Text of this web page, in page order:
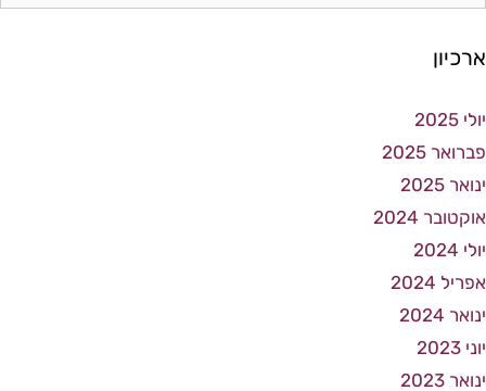
ארכיון
יולי 2025
פברואר 2025
ינואר 2025
אוקטובר 2024
יולי 2024
אפריל 2024
ינואר 2024
יוני 2023
ינואר 2023